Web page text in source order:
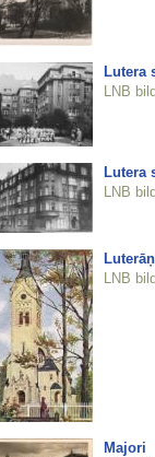
Lutera
LNB
Lutera
LNB
LNB
Majori